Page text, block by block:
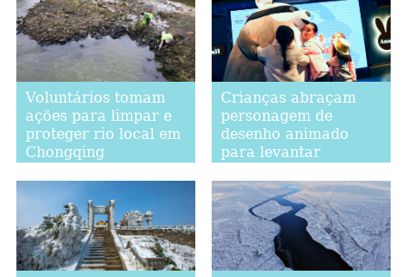
Voluntários tomam
ações para limpar e
proteger rio local em
Chongqing
Crianças abraçam
personagem de
desenho animado
para levantar
pública para doenças
raras em Beijing